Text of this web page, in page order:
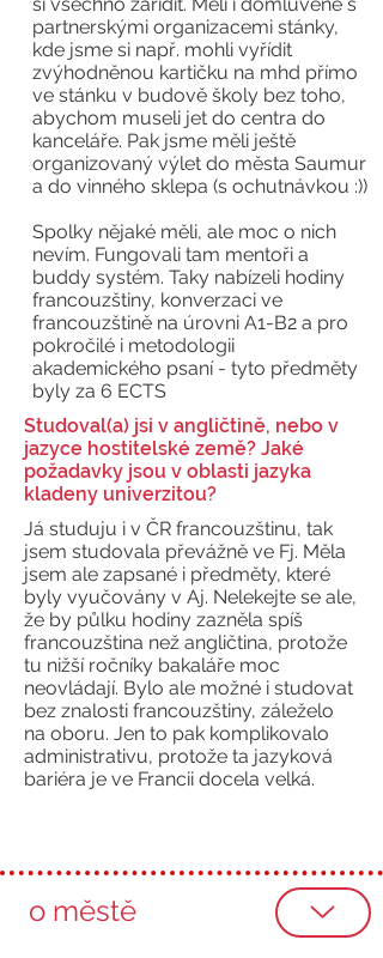
partnerskými organizacemi stánky,
kde jsme si např. mohli vyřídit
zvýhodněnou kartičku na mhd přímo
ve stánku v budově školy bez toho,
abychom museli jet do centra do
kanceláře. Pak jsme měli ještě
organizovaný výlet do města Saumur
a do vinného sklepa (s ochutnávkou :))
Spolky nějaké měli, ale moc o nich
nevím. Fungovali tam mentoři a
buddy systém. Taky nabízeli hodiny
francouzštiny, konverzaci ve
francouzštině na úrovni A1-B2 a pro
pokročilé i metodologii
akademického psaní - tyto předměty
byly za 6 ECTS
Studoval(a) jsi v angličtině, nebo v
jazyce hostitelské země? Jaké
požadavky jsou v oblasti jazyka
kladeny univerzitou?
Já studuju i v ČR francouzštinu, tak
jsem studovala převážně ve Fj. Měla
jsem ale zapsané i předměty, které
byly vyučovány v Aj. Nelekejte se ale,
že by půlku hodiny zazněla spíš
francouzština než angličtina, protože
tu nižší ročníky bakaláře moc
neovládají. Bylo ale možné i studovat
bez znalosti francouzštiny, záleželo
na oboru. Jen to pak komplikovalo
administrativu, protože ta jazyková
bariéra je ve Francii docela velká.
o městě